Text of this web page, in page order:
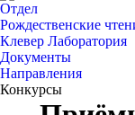
Отдел
Рождественские
Клевер Лаборатория
Документы
Направления
Конкурсы